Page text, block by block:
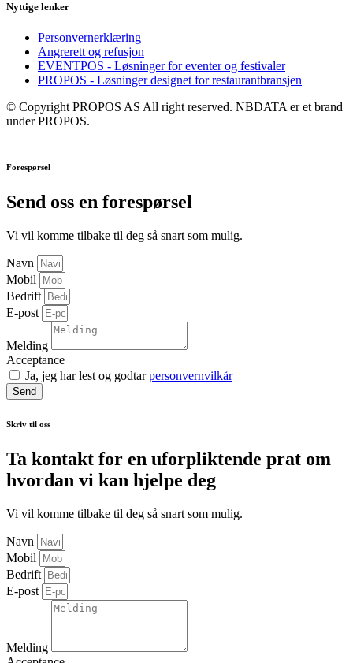
Nyttige lenker
Personvernerklæring
Angrerett og refusjon
EVENTPOS - Løsninger for eventer og festivaler
PROPOS - Løsninger designet for restaurantbransjen
© Copyright PROPOS AS All right reserved. NBDATA er et brand
under PROPOS.
Forespørsel
Send oss en forespørsel
Vi vil komme tilbake til deg så snart som mulig.
Navn
Mobil
Bedrift
E-post
Melding
Acceptance
Ja, jeg har lest og godtarpersonvernvilkår
Send
Skriv til oss
Ta kontakt for en uforpliktende prat om
hvordan vi kan hjelpe deg
Vi vil komme tilbake til deg så snart som mulig.
Navn
Mobil
Bedrift
E-post
Melding